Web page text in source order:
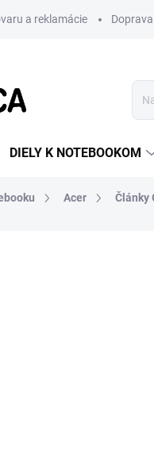
a reklamácie
DIELY K NOTEBOOKOM
Acer Články